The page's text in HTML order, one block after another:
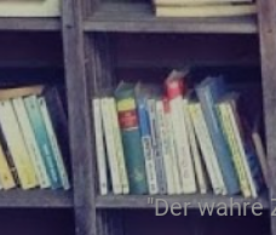
"Der wahre